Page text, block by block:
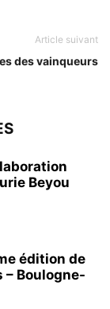
Article suivant
des vainqueurs
Beyou
édition de
– Boulogne-